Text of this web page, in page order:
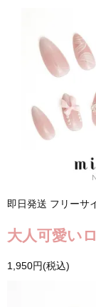
即日発送 フリーサ
大人可愛い
1,950円(税込)